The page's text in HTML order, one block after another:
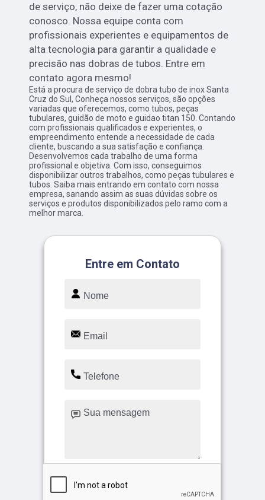
de serviço, não deixe de fazer uma cotação
conosco. Nossa equipe conta com
profissionais experientes e equipamentos de
alta tecnologia para garantir a qualidade e
precisão nas dobras de tubos. Entre em
contato agora mesmo!
Está a procura de serviço de dobra tubo de inox Santa
Cruz do Sul, Conheça nossos serviços, são opções
variadas que oferecemos, como tubos, peças
tubulares, guidão de moto e guidao titan 150. Contando
com profissionais qualificados e experientes, o
empreendimento entende a necessidade de cada
cliente, buscando a sua satisfação e confiança.
Desenvolvemos cada trabalho de uma forma
profissional e objetiva. Com isso, conseguimos
disponibilizar outros trabalhos, como peças tubulares e
tubos. Saiba mais entrando em contato com nossa
empresa, sanando assim as suas dúvidas sobre os
serviços e produtos disponibilizados pelo ramo com a
melhor marca.
Entre em Contato